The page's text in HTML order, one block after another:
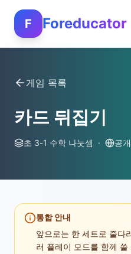
F Foreducator
게임 목록
카드 뒤집기
초 3-1 수학 나눗셈 · 공개
통합 안내
앞으로는 한 세트로 줄다
러 플레이 모드를 함께